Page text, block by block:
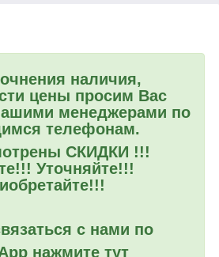
наличия,
цены просим Вас
менеджерами по
телефонам.
СКИДКИ !!!
Уточняйте!!!
с нами по
нажмите тут